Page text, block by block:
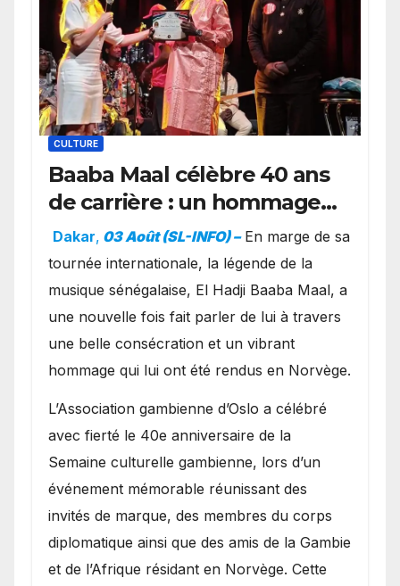
CULTURE
Baaba Maal célèbre 40 ans
de carrière : un hommage
exceptionnel à Oslo en
présence de la famille
royale.
Dakar, 03 Août (SL-INFO) – ​En marge de sa
tournée internationale, la légende de la
musique sénégalaise, El Hadji Baaba Maal, a
une nouvelle fois fait parler de lui à travers
une belle consécration et un vibrant
hommage qui lui ont été rendus en Norvège.
​L’Association gambienne d’Oslo a célébré
avec fierté le 40e anniversaire de la
Semaine culturelle gambienne, lors d’un
événement mémorable réunissant des
invités de marque, des membres du corps
diplomatique ainsi que des amis de la Gambie
et de l’Afrique résidant en Norvège. Cette